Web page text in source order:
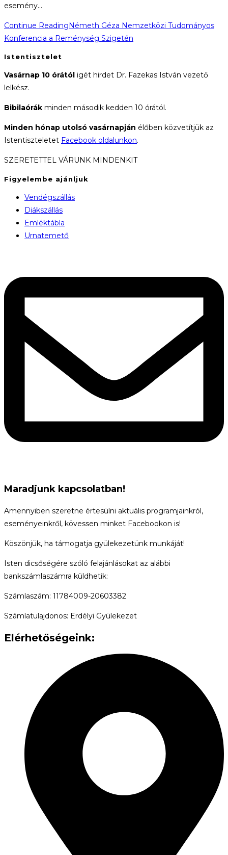
esemény…
Continue ReadingNémeth Géza Nemzetközi Tudományos
Konferencia a Reménység Szigetén
Istentisztelet
Vasárnap 10 órától igét hirdet Dr. Fazekas István vezető
lelkész.
Bibilaórák minden második kedden 10 órától.
Minden hónap utolsó vasárnapján élőben közvetítjük az
Istentiszteletet Facebook oldalunkon.
SZERETETTEL VÁRUNK MINDENKIT
Figyelembe ajánljuk
Vendégszállás
Diákszállás
Emléktábla
Urnatemető
Maradjunk kapcsolatban!
Amennyiben szeretne értesülni aktuális programjainkról,
eseményeinkről, kövessen minket Facebookon is!
Köszönjük, ha támogatja gyülekezetünk munkáját!
Isten dicsőségére szóló felajánlásokat az alábbi
bankszámlaszámra küldhetik:
Számlaszám: 11784009-20603382
Számlatulajdonos: Erdélyi Gyülekezet
Elérhetőségeink: